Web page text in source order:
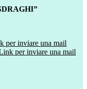
per inviare una mail
per inviare una mail